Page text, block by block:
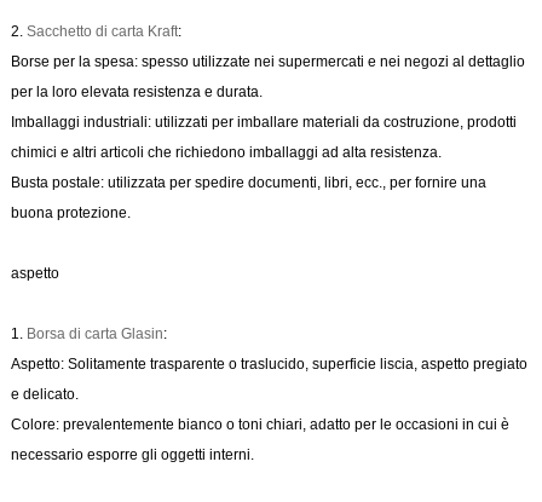
2. Sacchetto di carta Kraft:
Borse per la spesa: spesso utilizzate nei supermercati e nei negozi al dettaglio
per la loro elevata resistenza e durata.
Imballaggi industriali: utilizzati per imballare materiali da costruzione, prodotti
chimici e altri articoli che richiedono imballaggi ad alta resistenza.
Busta postale: utilizzata per spedire documenti, libri, ecc., per fornire una
buona protezione.
aspetto
1. Borsa di carta Glasin:
Aspetto: Solitamente trasparente o traslucido, superficie liscia, aspetto pregiato
e delicato.
Colore: prevalentemente bianco o toni chiari, adatto per le occasioni in cui è
necessario esporre gli oggetti interni.